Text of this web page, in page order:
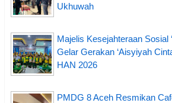
Ukhuwah
Majelis Kesejahteraan Sosial
Gelar Gerakan ‘Aisyiyah
HAN 2026
PMDG 8 Aceh Resmikan